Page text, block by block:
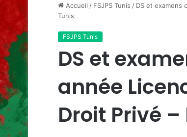
Accueil / FSJPS Tunis / DS et examens
Tunis
FSJPS Tunis
DS et
année
Droit Privé –